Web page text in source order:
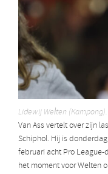
Lidewij Welten
Van Ass vertelt over zijn
Schiphol. Hij is
februari acht Pro
het moment voor Welten